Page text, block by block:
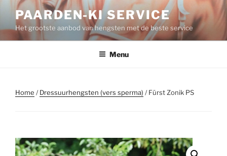
Spring
de
inhoud
PAARDEN-KI SERVICE
Het grootste aanbod van hengsten met de beste service
Menu
Home /Dressuurhengsten (vers sperma) / Fürst Zonik PS